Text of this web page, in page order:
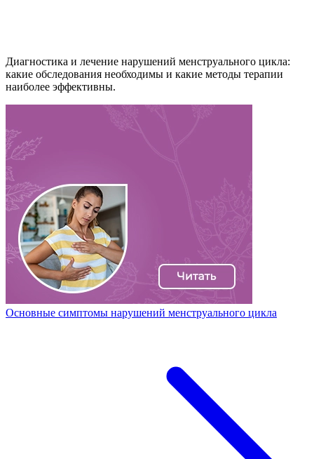
Диагностика и лечение нарушений менструального цикла:
какие обследования необходимы и какие методы терапии
наиболее эффективны.
Основные симптомы нарушений менструального цикла